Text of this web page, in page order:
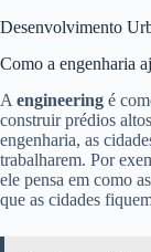
Desenvolvimento
Como a engenharia
A engineering é
construir prédios
engenharia, as
trabalharem. Por
ele pensa em como
que as cidades